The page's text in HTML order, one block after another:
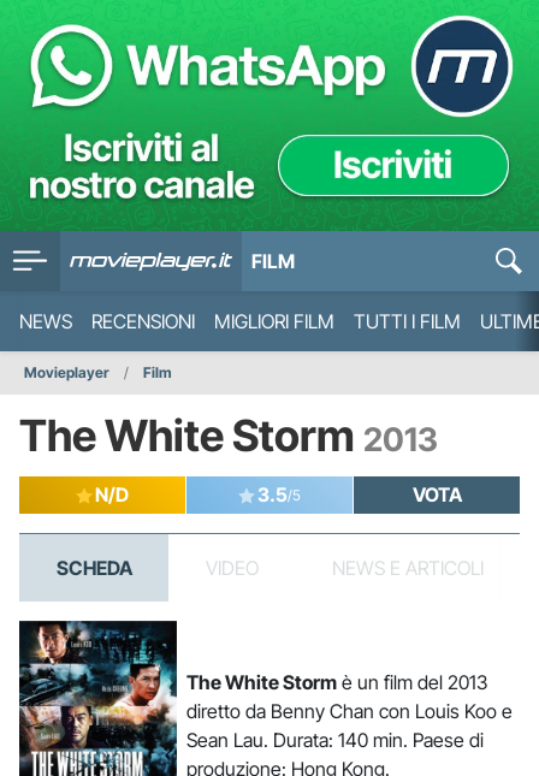
FILM
NEWS RECENSIONI MIGLIORI FILM TUTTI I FILM
Movieplayer Film
The White Storm 2013
N/D 3.5/5 VOTA
SCHEDA VIDEO NEWS E ARTICOLI
The White Stormè un film del 2013
diretto da Benny Chan con Louis Koo e
Sean Lau. Durata: 140 min. Paese di
produzione: Hong Kong.